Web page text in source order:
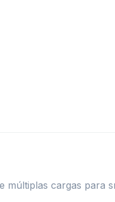
múltiplas cargas para